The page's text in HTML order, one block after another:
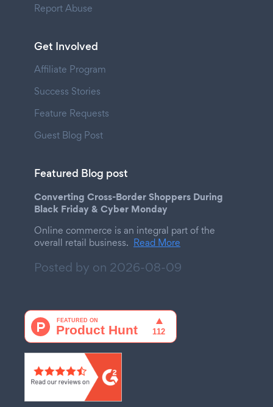
Report Abuse
Get Involved
Affiliate Program
Success Stories
Feature Requests
Guest Blog Post
Featured Blog post
Converting Cross-Border Shoppers During
Black Friday & Cyber Monday
Online commerce is an integral part of the
overall retail business. Read More
Posted by on 2026-08-09